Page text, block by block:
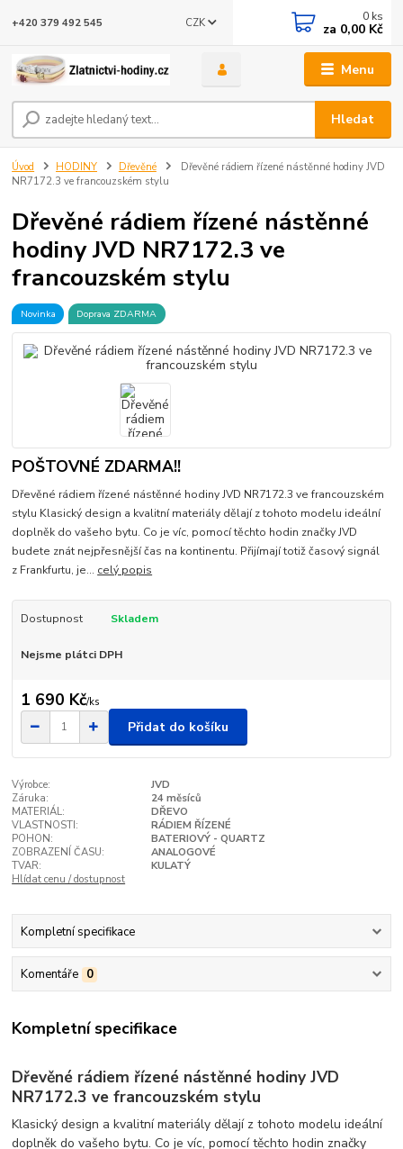
Menu
CZK
Hledat
+420 379 492 545 0 ks
za 0,00 Kč
Úvod HODINY Dřevěné
Dřevěné rádiem řízené nástěnné hodiny JVD
NR7172.3 ve francouzském stylu
Dřevěné rádiem řízené nástěnné
hodiny JVD NR7172.3 ve
francouzském stylu
Novinka Doprava ZDARMA
POŠTOVNÉ ZDARMA!!
Dřevěné rádiem řízené nástěnné hodiny JVD NR7172.3 ve francouzském
stylu Klasický design a kvalitní materiály dělají z tohoto modelu ideální
doplněk do vašeho bytu. Co je víc, pomocí těchto hodin značky JVD
budete znát nejpřesnější čas na kontinentu. Přijímají totiž časový signál
z Frankfurtu, je... celý popis
Dostupnost Skladem
Nejsme plátci DPH
1 690 Kč/ks
Přidat do košíku
Výrobce:
JVD
Záruka:
24 měsíců
MATERIÁL:
DŘEVO
VLASTNOSTI:
RÁDIEM ŘÍZENÉ
POHON:
BATERIOVÝ - QUARTZ
ZOBRAZENÍ ČASU:
ANALOGOVÉ
TVAR:
KULATÝ
Hlídat cenu / dostupnost
Kompletní specifikace
Komentáře 0
Kompletní specifikace
Dřevěné rádiem řízené nástěnné hodiny JVD
NR7172.3 ve francouzském stylu
Klasický design a kvalitní materiály dělají z tohoto modelu ideální
doplněk do vašeho bytu. Co je víc, pomocí těchto hodin značky